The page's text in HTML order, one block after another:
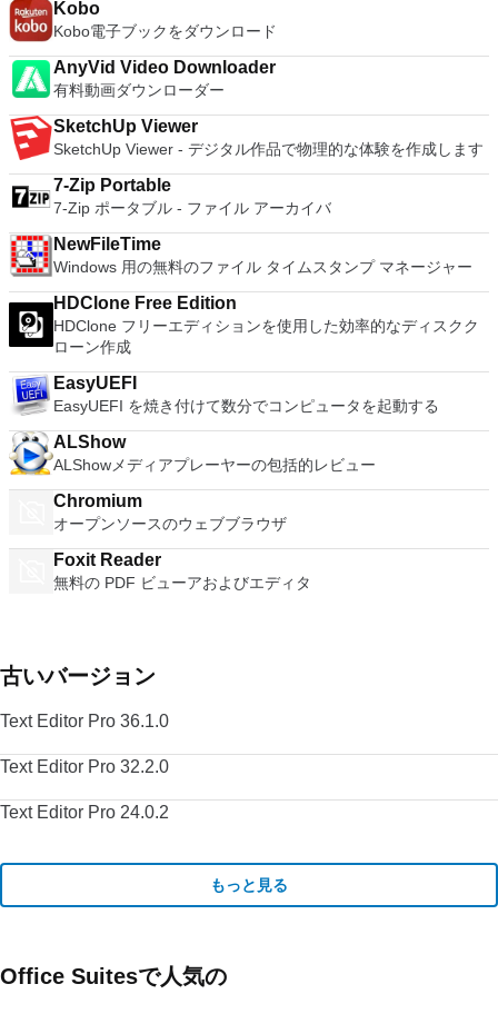
Windows 10. By utilizing an app like this, you'll get to try out
all of Windows 10's new features in a safe sandboxed
environment, without the need to install the OS natively.
VMware Workstation Pro doesn't just support Microsofts OS,
you can also install Linux VMs, including Ubuntu, Red Hat,
Fedora, and lots of other distributions as well. Overall,
Workstation Pro offers high performance, strong reliability,
and cutting edge features that make it stand out from the
crowd. The full version is a little pricey, but you do get what
you pay for.
host connections then Tera Term is a good choice.
Kobo
Kobo電子ブックをダウンロード
AnyVid Video Downloader
有料動画ダウンローダー
SketchUp Viewer
SketchUp Viewer - デジタル作品で物理的な体験を作成します
7-Zip Portable
7-Zip ポータブル - ファイル アーカイバ
NewFileTime
Windows 用の無料のファイル タイムスタンプ マネージャー
HDClone Free Edition
HDClone フリーエディションを使用した効率的なディスクク
ローン作成
EasyUEFI
EasyUEFI を焼き付けて数分でコンピュータを起動する
ALShow
ALShowメディアプレーヤーの包括的レビュー
Chromium
オープンソースのウェブブラウザ
Foxit Reader
無料の PDF ビューアおよびエディタ
古いバージョン
Text Editor Pro 36.1.0
Text Editor Pro 32.2.0
Text Editor Pro 24.0.2
もっと見る
Office Suitesで人気の